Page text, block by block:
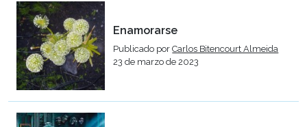
Enamorarse
Publicado porCarlos Bitencourt Almeida
23 de marzo de 2023